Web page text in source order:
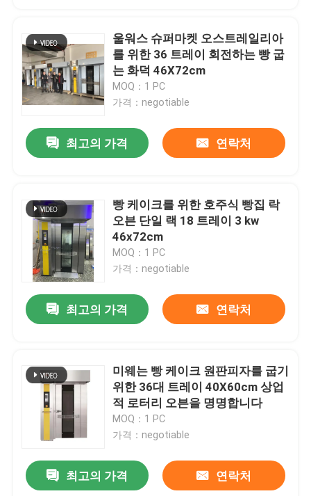
집
제품
회사 소개
공장 견학
품질 관리
베이커리 데크 오븐
베이커리 랙 오븐
빵집 대류 오븐
울워스 슈퍼마켓 오스트레일리아
를 위한 36 트레이 회전하는 빵 굽
는 화덕 46X72cm
MOQ：1 PC
가격：negotiable
최고의 가격 연락처
빵 케이크를 위한 호주식 빵집 락
오븐 단일 랙 18 트레이 3 kw
46x72cm
MOQ：1 PC
가격：negotiable
최고의 가격 연락처
미웨는 빵 케이크 원판피자를 굽기
위한 36대 트레이 40X60cm 상업
적 로터리 오븐을 명명합니다
MOQ：1 PC
가격：negotiable
최고의 가격 연락처